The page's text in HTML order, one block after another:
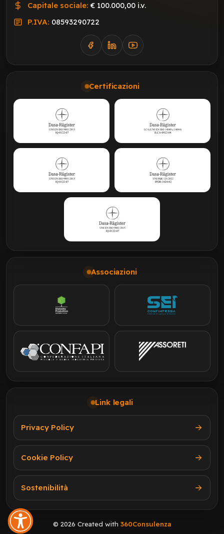
Capitale sociale: € 100.000,00 i.v.
P.IVA: 08593290722
Certificazioni
Associazioni
Link legali
Privacy Policy
Cookie Policy
Sostenibilità
© 2026 Created with 360Consulenza